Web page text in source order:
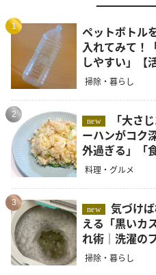
1
ペットボトル
入れてみて！
しやすい」【
掃除・暮らし
2
new
ーハンがコク
外過ぎる」「
料理・グルメ
3
new
気づけば槽の裏にびっしり。夏に増
える「黒いカ
れ術｜洗濯の
掃除・暮らし